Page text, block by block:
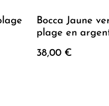
Bocca Jaune
plage en
38,00 €